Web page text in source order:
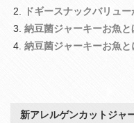
ドギースナックバリュ
納豆菌ジャーキーお魚と
納豆菌ジャーキーお魚と
新アレルゲンカットジャ